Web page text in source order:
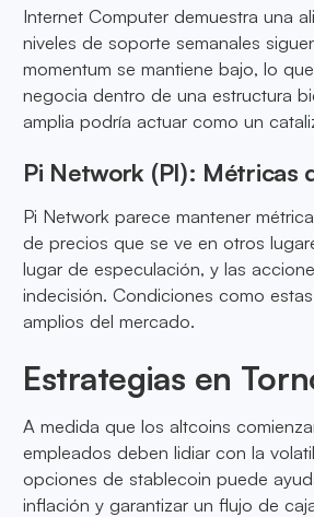
Internet Computer demuestra una
niveles de soporte semanales
momentum se mantiene bajo, lo
negocia dentro de una estructura
amplia podría actuar como un
Pi Network (PI): Métricas
Pi Network parece mantener
de precios que se ve en otros
lugar de especulación, y las
indecisión. Condiciones como
amplios del mercado.
Estrategias en
A medida que los altcoins
empleados deben lidiar con la
opciones de stablecoin puede
inflación y garantizar un flujo de